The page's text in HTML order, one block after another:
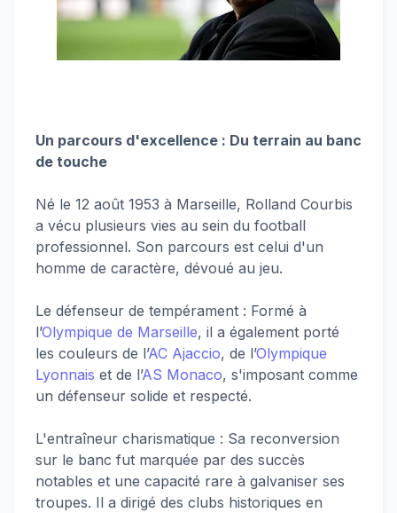
Un parcours d'excellence : Du terrain au banc
de touche
Né le 12 août 1953 à Marseille, Rolland Courbis
a vécu plusieurs vies au sein du football
professionnel. Son parcours est celui d'un
homme de caractère, dévoué au jeu.
Le défenseur de tempérament : Formé à
l’Olympique de Marseille, il a également porté
les couleurs de l’AC Ajaccio, de l’Olympique
Lyonnais et de l’AS Monaco, s'imposant comme
un défenseur solide et respecté.
L'entraîneur charismatique : Sa reconversion
sur le banc fut marquée par des succès
notables et une capacité rare à galvaniser ses
troupes. Il a dirigé des clubs historiques en